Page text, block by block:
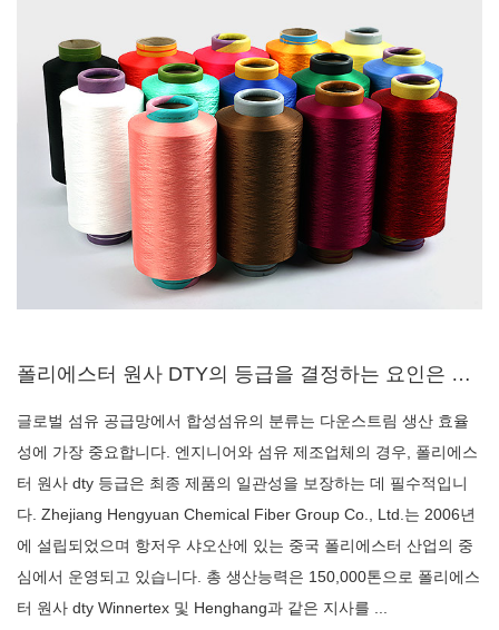
폴리에스터 원사 DTY의 등급을 결정하는 요인은 무엇입니까? AA 등급과 A 등급 품질 표준?
글로벌 섬유 공급망에서 합성섬유의 분류는 다운스트림 생산 효율
성에 가장 중요합니다. 엔지니어와 섬유 제조업체의 경우, 폴리에스
터 원사 dty 등급은 최종 제품의 일관성을 보장하는 데 필수적입니
다. Zhejiang Hengyuan Chemical Fiber Group Co., Ltd.는 2006년
에 설립되었으며 항저우 샤오산에 있는 중국 폴리에스터 산업의 중
심에서 운영되고 있습니다. 총 생산능력은 150,000톤으로 폴리에스
터 원사 dty Winnertex 및 Henghang과 같은 지사를 ...